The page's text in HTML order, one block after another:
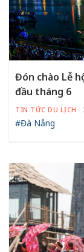
Đón chào Lễ
đầu tháng 6
TIN TỨC DU LỊCH
#Đà Nẵng